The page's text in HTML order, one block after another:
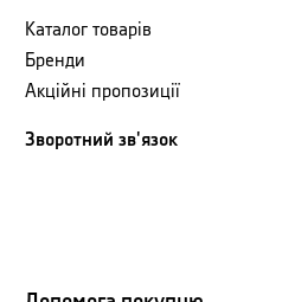
Каталог товарів
Бренди
Акційні пропозиції
Зворотний зв'язок